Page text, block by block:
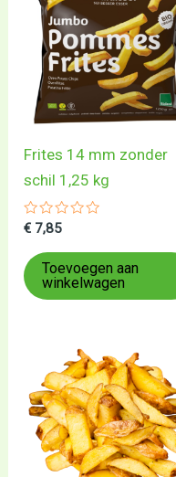
Frites 14 mm zonder
schil 1,25 kg
Gewaardeerd
uit
5
€ 7,85
Toevoegen aan
winkelwagen